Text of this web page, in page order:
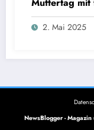
Muttertag mit
2. Mai 2025
NewsBlogger - Magazin